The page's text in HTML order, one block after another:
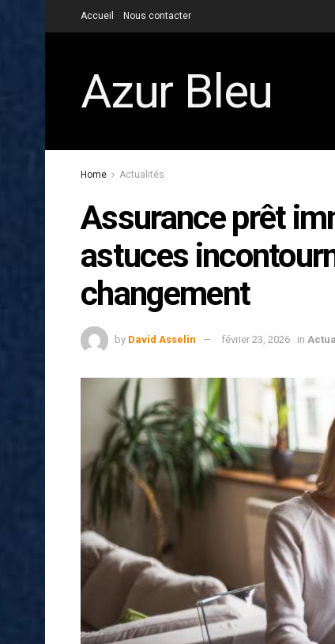
Accueil Nous contacter
Azur Bleu
Home Actualités
Assurance prêt
astuces
changement
by David Asselin février 23, 2026 in